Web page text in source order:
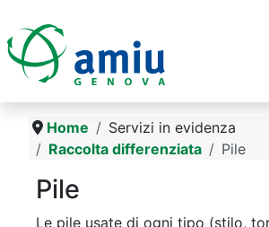
Home
Servizi in evidenza
Raccolta differenziata
Pile
Pile
Le pile usate di ogni tipo (stilo,